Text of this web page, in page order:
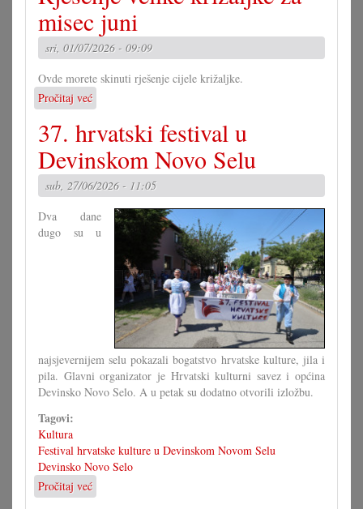
klimatska
minjanja?
misec juni
sri, 01/07/2026 - 09:09
Ovde morete skinuti rješenje cijele križaljke.
Pročitaj već
Rješenje
velike
križaljke
za
misec
juni
37. hrvatski festival u
Devinskom Novo Selu
sub, 27/06/2026 - 11:05
Dva dane
dugo su u
najsjevernijem selu pokazali bogatstvo hrvatske kulture, jila i
pila. Glavni organizator je Hrvatski kulturni savez i općina
Devinsko Novo Selo. A u petak su dodatno otvorili izložbu.
Tagovi:
Kultura
Festival hrvatske kulture u Devinskom Novom Selu
Devinsko Novo Selo
Pročitaj već
37.